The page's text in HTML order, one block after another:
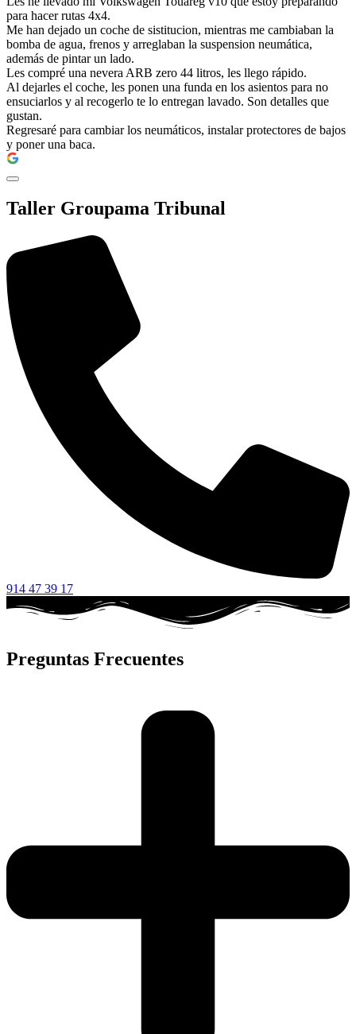
para hacer rutas 4x4.
Me han dejado un coche de sistitucion, mientras me cambiaban la
bomba de agua, frenos y arreglaban la suspension neumática,
además de pintar un lado.
Les compré una nevera ARB zero 44 litros, les llego rápido.
Al dejarles el coche, les ponen una funda en los asientos para no
ensuciarlos y al recogerlo te lo entregan lavado. Son detalles que
gustan.
Regresaré para cambiar los neumáticos, instalar protectores de bajos
y poner una baca.
Taller Groupama Tribunal
914 47 39 17
Preguntas Frecuentes